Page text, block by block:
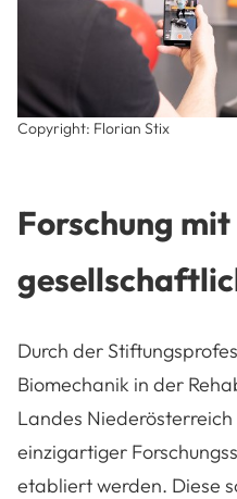
Copyright: Florian Stix
Forschung mit
Durch der
Biomechanik in der
Landes
einzigartiger
etabliert werden. Diese